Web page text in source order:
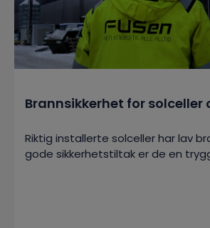
Brannsikkerhet for solceller
Riktig installerte solceller har lav
gode sikkerhetstiltak er de en